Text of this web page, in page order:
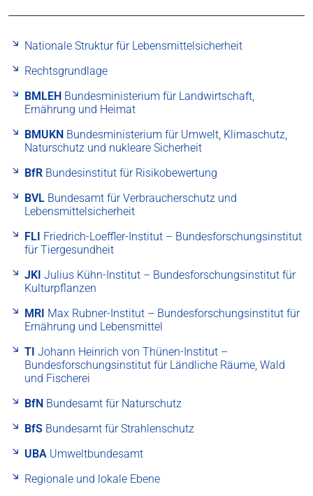
Nationale Struktur für Lebensmittelsicherheit
Rechtsgrundlage
BMLEH Bundesministerium für Landwirtschaft,
Ernährung und Heimat
BMUKN Bundesministerium für Umwelt, Klimaschutz,
Naturschutz und nukleare Sicherheit
BfR Bundesinstitut für Risikobewertung
BVL Bundesamt für Verbraucherschutz und
Lebensmittelsicherheit
FLI Friedrich-Loeffler-Institut – Bundesforschungsinstitut
für Tiergesundheit
JKI Julius Kühn-Institut – Bundesforschungsinstitut für
Kulturpflanzen
MRI Max Rubner-Institut – Bundesforschungsinstitut für
Ernährung und Lebensmittel
TI Johann Heinrich von Thünen-Institut –
Bundesforschungsinstitut für Ländliche Räume, Wald
und Fischerei
BfN Bundesamt für Naturschutz
BfS Bundesamt für Strahlenschutz
UBA Umweltbundesamt
Regionale und lokale Ebene